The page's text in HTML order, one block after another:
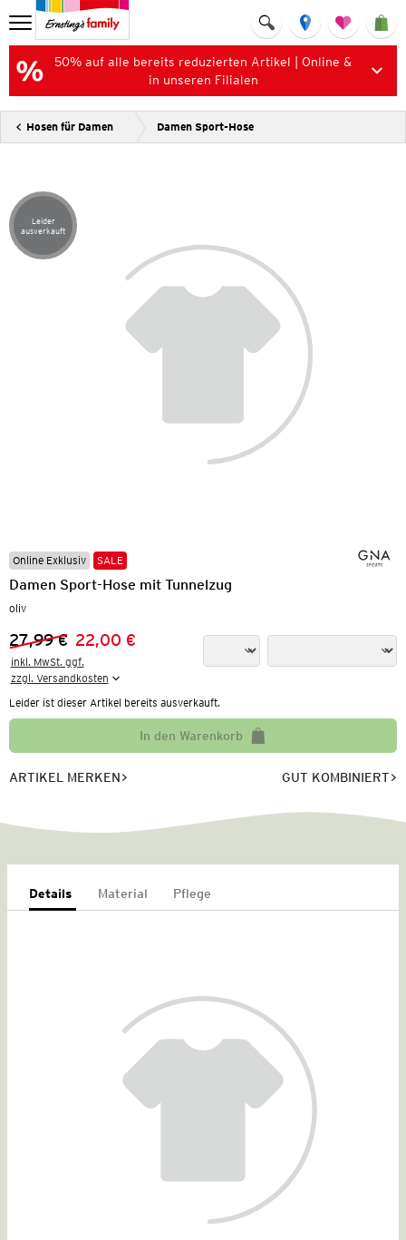
50% auf alle bereits reduzierten Artikel | Online &
in unseren Filialen
Hosen für Damen Damen Sport-Hose
Artikel leider ausverkauft
Leider
ausverkauft
Online Exklusiv SALE
Damen Sport-Hose mit Tunnelzug
oliv
Vorheriger Preis:
27,99 €
Neuer Preis:22,00 €
inkl. MwSt. ggf.
zzgl. Versandkosten
Leider ist dieser Artikel bereits ausverkauft.
In den Warenkorb
ARTIKEL MERKEN GUT KOMBINIERT
Details Material Pflege